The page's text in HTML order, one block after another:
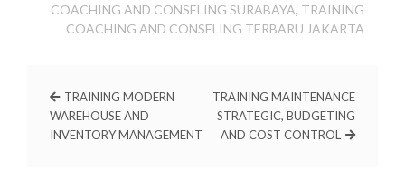
COACHING AND CONSELING SURABAYA, TRAINING
COACHING AND CONSELING TERBARU JAKARTA
TRAINING MODERN
WAREHOUSE AND
INVENTORY MANAGEMENT
TRAINING MAINTENANCE
STRATEGIC, BUDGETING
AND COST CONTROL